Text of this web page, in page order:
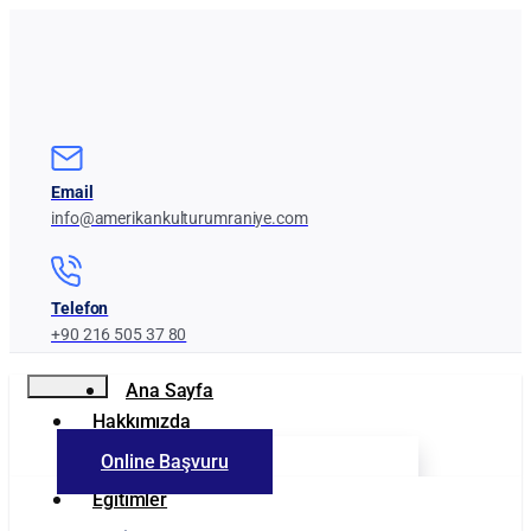
Email
info@amerikankulturumraniye.com
Telefon
+90 216 505 37 80
Ana Sayfa
Hakkımızda
Kurumumuz
Eğitimler
Online Başvuru